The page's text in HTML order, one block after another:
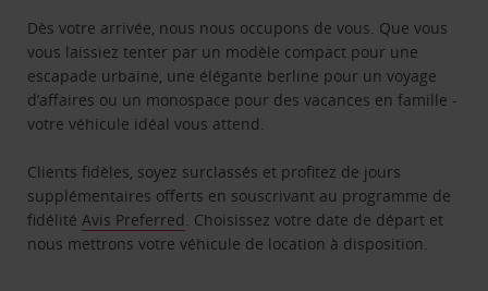
Dès votre arrivée, nous nous occupons de vous. Que vous
vous laissiez tenter par un modèle compact pour une
escapade urbaine, une élégante berline pour un voyage
d’affaires ou un monospace pour des vacances en famille -
votre véhicule idéal vous attend.
Clients fidèles, soyez surclassés et profitez de jours
supplémentaires offerts en souscrivant au programme de
fidélitéAvis Preferred. Choisissez votre date de départ et
nous mettrons votre véhicule de location à disposition.